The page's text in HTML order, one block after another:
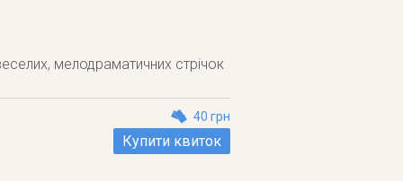
мелодраматичних стрічок
40 грн
Купити квиток